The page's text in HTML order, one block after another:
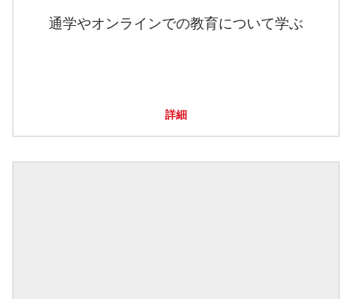
通学やオンラインでの教育について学ぶ
詳細